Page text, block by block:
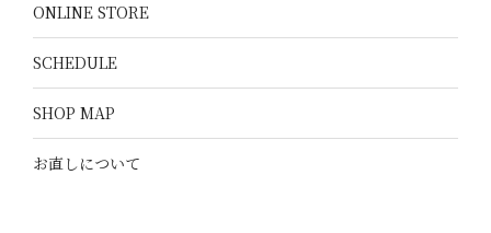
ONLINE STORE
SCHEDULE
SHOP MAP
お直しについて